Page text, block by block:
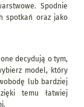
Spodnie
spotkań oraz jako
decydują o tym,
model, który
lub bardziej
temu łatwiej